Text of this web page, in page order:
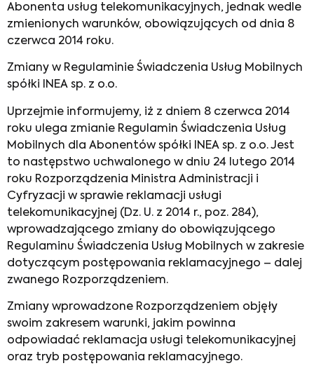
Abonenta usług telekomunikacyjnych, jednak wedle
zmienionych warunków, obowiązujących od dnia 8
czerwca 2014 roku.
Zmiany w Regulaminie Świadczenia Usług Mobilnych
spółki INEA sp. z o.o.
Uprzejmie informujemy, iż z dniem 8 czerwca 2014
roku ulega zmianie Regulamin Świadczenia Usług
Mobilnych dla Abonentów spółki INEA sp. z o.o. Jest
to następstwo uchwalonego w dniu 24 lutego 2014
roku Rozporządzenia Ministra Administracji i
Cyfryzacji w sprawie reklamacji usługi
telekomunikacyjnej (Dz. U. z 2014 r., poz. 284),
wprowadzającego zmiany do obowiązującego
Regulaminu Świadczenia Usług Mobilnych w zakresie
dotyczącym postępowania reklamacyjnego – dalej
zwanego Rozporządzeniem.
Zmiany wprowadzone Rozporządzeniem objęły
swoim zakresem warunki, jakim powinna
odpowiadać reklamacja usługi telekomunikacyjnej
oraz tryb postępowania reklamacyjnego.